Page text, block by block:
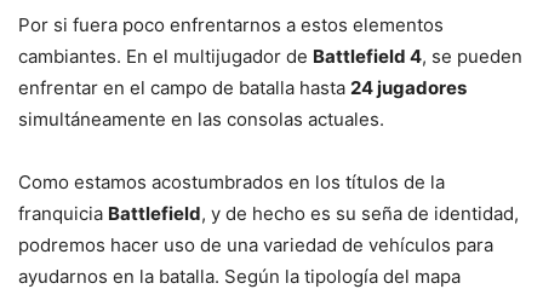
Por si fuera poco enfrentarnos a estos elementos
cambiantes. En el multijugador de Battlefield 4, se pueden
enfrentar en el campo de batalla hasta 24 jugadores
simultáneamente en las consolas actuales.
Como estamos acostumbrados en los títulos de la
franquicia Battlefield, y de hecho es su seña de identidad,
podremos hacer uso de una variedad de vehículos para
ayudarnos en la batalla. Según la tipología del mapa